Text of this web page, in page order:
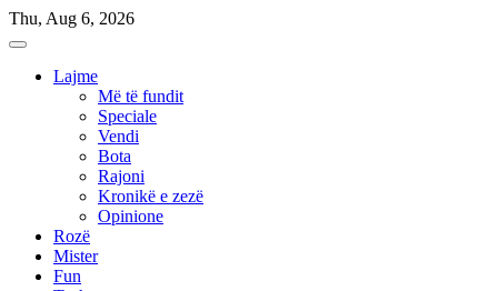
Skip
to
Thu, Aug 6, 2026
Lajme
Më të fundit
Speciale
Vendi
Bota
Rajoni
Kronikë e zezë
Opinione
Rozë
Mister
Fun